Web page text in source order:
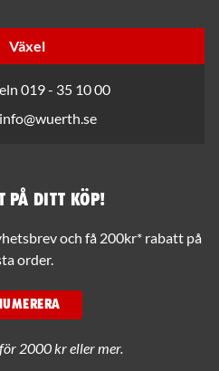
Växel
019 - 35 10 00
på ditt köp!
och få 200kr* rabatt på
order.
2000 kr eller mer.